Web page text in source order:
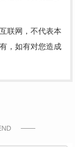
联网，不代表本
，如有对您造成